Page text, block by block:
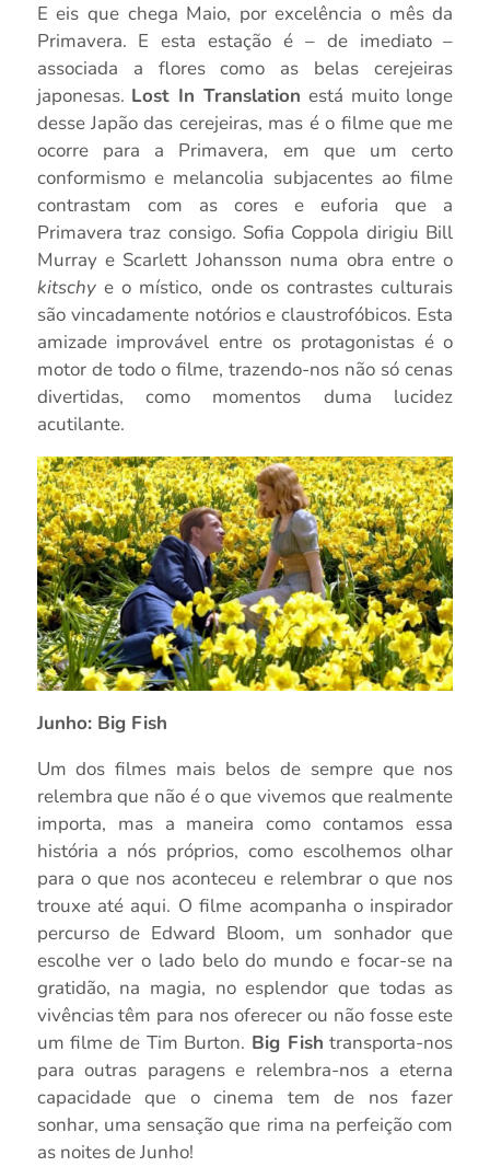
E eis que chega Maio, por excelência o mês da
Primavera. E esta estação é – de imediato –
associada a flores como as belas cerejeiras
japonesas. Lost In Translation está muito longe
desse Japão das cerejeiras, mas é o filme que me
ocorre para a Primavera, em que um certo
conformismo e melancolia subjacentes ao filme
contrastam com as cores e euforia que a
Primavera traz consigo. Sofia Coppola dirigiu Bill
Murray e Scarlett Johansson numa obra entre o
kitschye o místico, onde os contrastes culturais
são vincadamente notórios e claustrofóbicos. Esta
amizade improvável entre os protagonistas é o
motor de todo o filme, trazendo-nos não só cenas
divertidas, como momentos duma lucidez
acutilante.
Junho: Big Fish
Um dos filmes mais belos de sempre que nos
relembra que não é o que vivemos que realmente
importa, mas a maneira como contamos essa
história a nós próprios, como escolhemos olhar
para o que nos aconteceu e relembrar o que nos
trouxe até aqui. O filme acompanha o inspirador
percurso de Edward Bloom, um sonhador que
escolhe ver o lado belo do mundo e focar-se na
gratidão, na magia, no esplendor que todas as
vivências têm para nos oferecer ou não fosse este
um filme de Tim Burton. Big Fish transporta-nos
para outras paragens e relembra-nos a eterna
capacidade que o cinema tem de nos fazer
sonhar, uma sensação que rima na perfeição com
as noites de Junho!